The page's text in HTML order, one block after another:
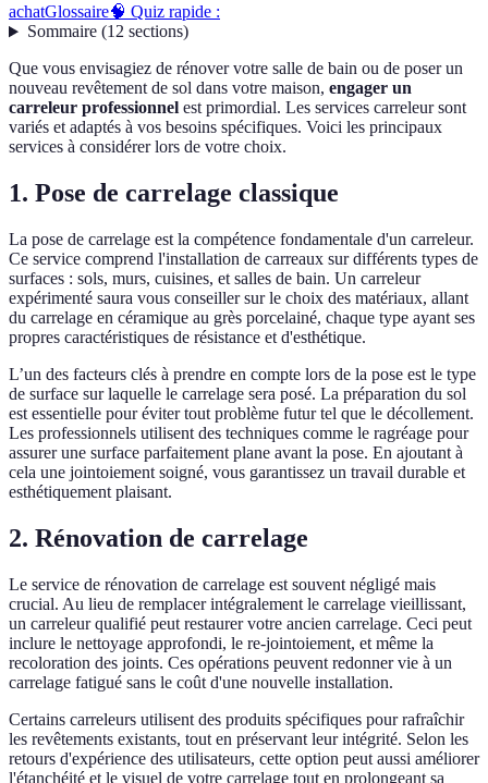
achatGlossaire🧠 Quiz rapide :
Sommaire(12 sections)
Que vous envisagiez de rénover votre salle de bain ou de poser un
nouveau revêtement de sol dans votre maison, engager un
carreleur professionnel est primordial. Les services carreleur sont
variés et adaptés à vos besoins spécifiques. Voici les principaux
services à considérer lors de votre choix.
1. Pose de carrelage classique
La pose de carrelage est la compétence fondamentale d'un carreleur.
Ce service comprend l'installation de carreaux sur différents types de
surfaces : sols, murs, cuisines, et salles de bain. Un carreleur
expérimenté saura vous conseiller sur le choix des matériaux, allant
du carrelage en céramique au grès porcelainé, chaque type ayant ses
propres caractéristiques de résistance et d'esthétique.
L’un des facteurs clés à prendre en compte lors de la pose est le type
de surface sur laquelle le carrelage sera posé. La préparation du sol
est essentielle pour éviter tout problème futur tel que le décollement.
Les professionnels utilisent des techniques comme le ragréage pour
assurer une surface parfaitement plane avant la pose. En ajoutant à
cela une jointoiement soigné, vous garantissez un travail durable et
esthétiquement plaisant.
2. Rénovation de carrelage
Le service de rénovation de carrelage est souvent négligé mais
crucial. Au lieu de remplacer intégralement le carrelage vieillissant,
un carreleur qualifié peut restaurer votre ancien carrelage. Ceci peut
inclure le nettoyage approfondi, le re-jointoiement, et même la
recoloration des joints. Ces opérations peuvent redonner vie à un
carrelage fatigué sans le coût d'une nouvelle installation.
Certains carreleurs utilisent des produits spécifiques pour rafraîchir
les revêtements existants, tout en préservant leur intégrité. Selon les
retours d'expérience des utilisateurs, cette option peut aussi améliorer
l'étanchéité et le visuel de votre carrelage tout en prolongeant sa